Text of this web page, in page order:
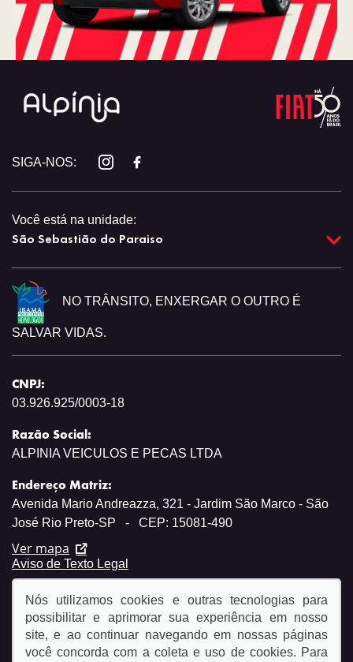
SIGA-NOS:
Você está na unidade:
São Sebastião do Paraiso
NO TRÂNSITO, ENXERGAR O OUTRO É
SALVAR VIDAS.
CNPJ:
03.926.925/0003-18
Razão Social:
ALPINIA VEICULOS E PECAS LTDA
Endereço Matriz:
Avenida Mario Andreazza, 321 - Jardim São Marco - São
José Rio Preto-SP
- CEP: 15081-490
Ver mapa
Aviso de Texto Legal
Nós utilizamos cookies e outras tecnologias para
possibilitar e aprimorar sua experiência em nosso
site, e ao continuar navegando em nossas páginas
você concorda com a coleta e uso de cookies. Para